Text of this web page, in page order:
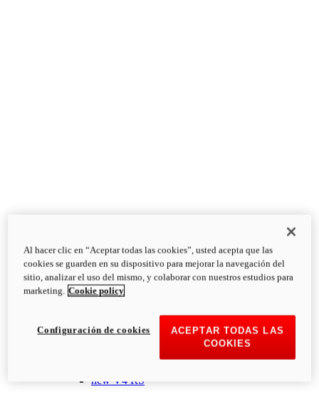
Diavel
V4
Diavel V4
126 NmTorque
223 kg
PESO HÚMEDO SIN
new V4 RS
Al hacer clic en “Aceptar todas las cookies”, usted acepta que las
cookies se guarden en su dispositivo para mejorar la navegación del
sitio, analizar el uso del mismo, y colaborar con nuestros estudios para
marketing. Cookie policy
ACEPTAR TODAS LAS
COOKIES
Configuración de cookies